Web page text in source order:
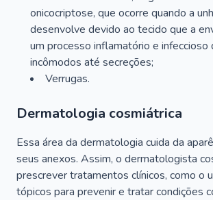
onicocriptose, que ocorre quando a
desenvolve devido ao tecido que a
um processo inflamatório e infeccioso
incômodos até secreções;
Verrugas.
Dermatologia cosmiátrica
Essa área da dermatologia cuida da
seus anexos. Assim, o dermatologista
prescrever tratamentos clínicos, como o
tópicos para prevenir e tratar condições